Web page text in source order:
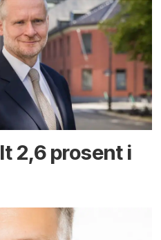
2,6 prosent i